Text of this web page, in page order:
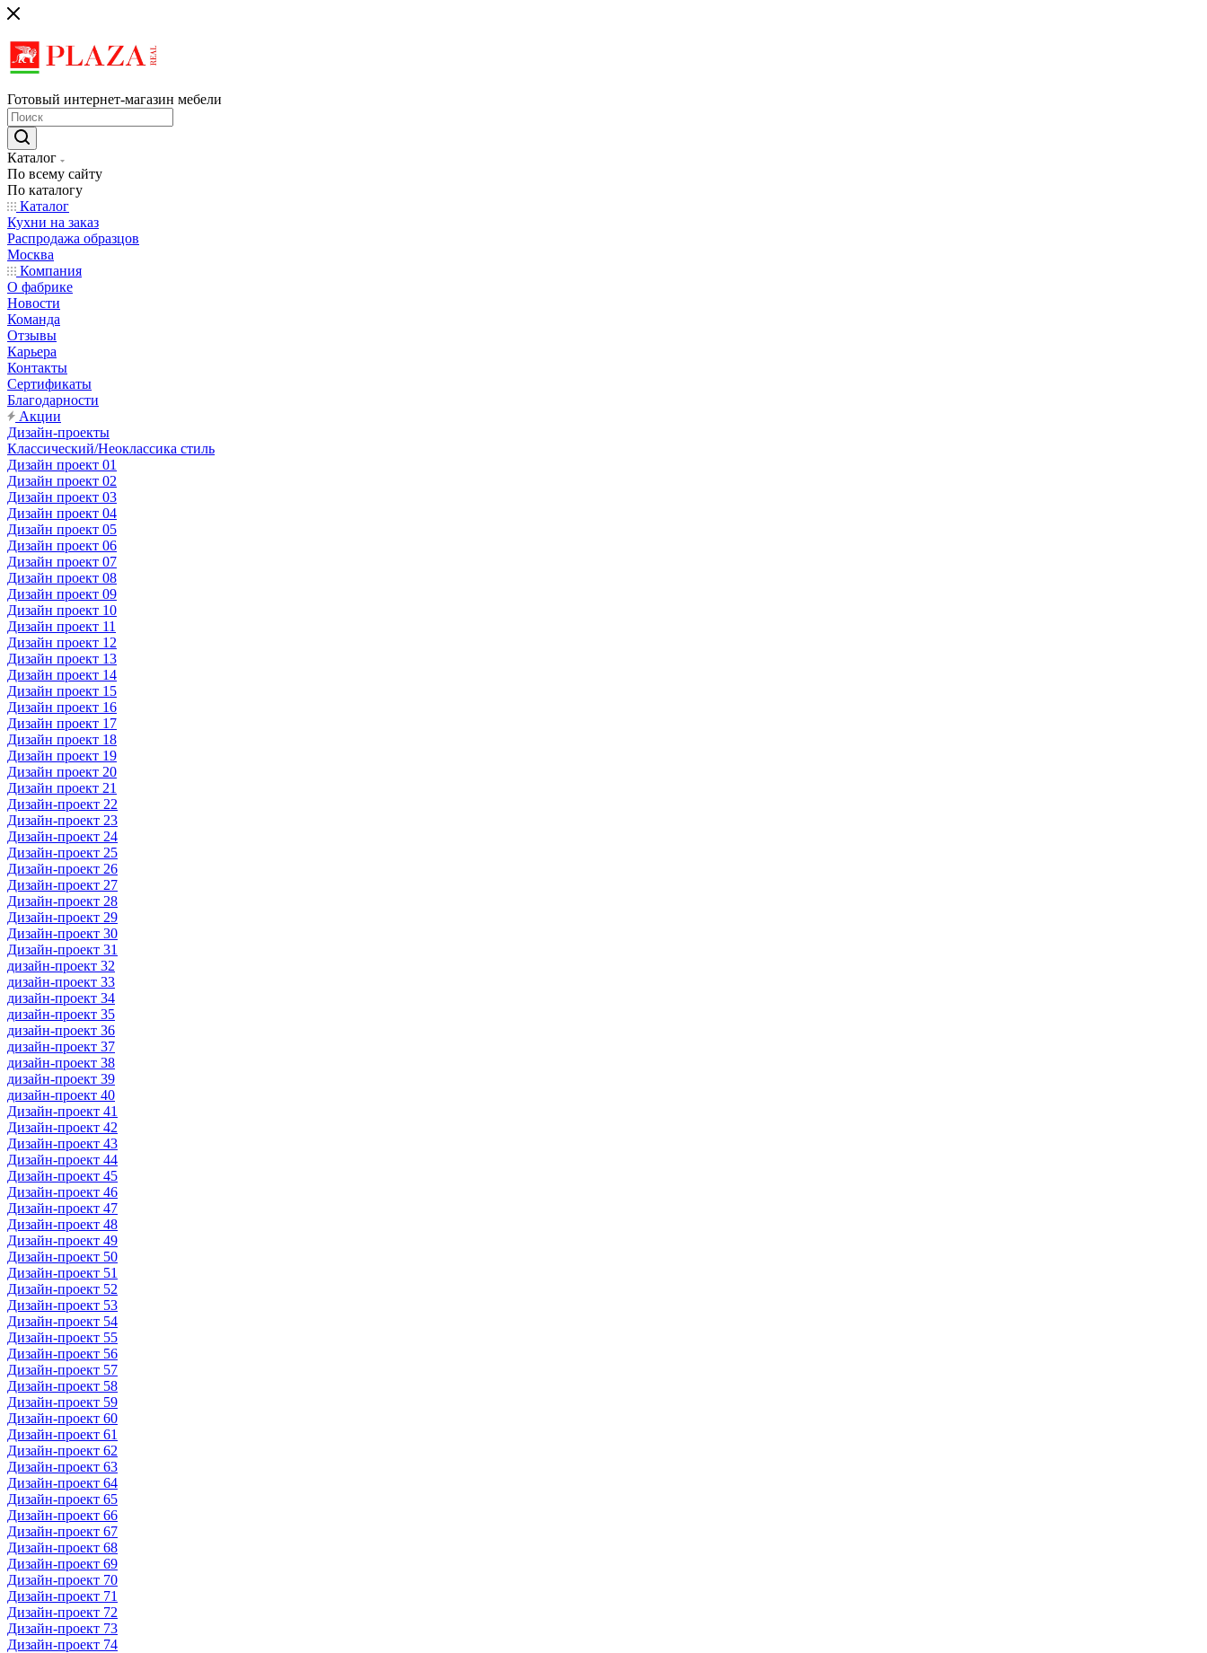
Готовый интернет-магазин мебели
Каталог
По всему сайту
По каталогу
Каталог
Кухни на заказ
Распродажа образцов
Москва
Компания
О фабрике
Новости
Команда
Отзывы
Карьера
Контакты
Сертификаты
Благодарности
Акции
Дизайн-проекты
Классический/Неоклассика стиль
Дизайн проект 01
Дизайн проект 02
Дизайн проект 03
Дизайн проект 04
Дизайн проект 05
Дизайн проект 06
Дизайн проект 07
Дизайн проект 08
Дизайн проект 09
Дизайн проект 10
Дизайн проект 11
Дизайн проект 12
Дизайн проект 13
Дизайн проект 14
Дизайн проект 15
Дизайн проект 16
Дизайн проект 17
Дизайн проект 18
Дизайн проект 19
Дизайн проект 20
Дизайн проект 21
Дизайн-проект 22
Дизайн-проект 23
Дизайн-проект 24
Дизайн-проект 25
Дизайн-проект 26
Дизайн-проект 27
Дизайн-проект 28
Дизайн-проект 29
Дизайн-проект 30
Дизайн-проект 31
дизайн-проект 32
дизайн-проект 33
дизайн-проект 34
дизайн-проект 35
дизайн-проект 36
дизайн-проект 37
дизайн-проект 38
дизайн-проект 39
дизайн-проект 40
Дизайн-проект 41
Дизайн-проект 42
Дизайн-проект 43
Дизайн-проект 44
Дизайн-проект 45
Дизайн-проект 46
Дизайн-проект 47
Дизайн-проект 48
Дизайн-проект 49
Дизайн-проект 50
Дизайн-проект 51
Дизайн-проект 52
Дизайн-проект 53
Дизайн-проект 54
Дизайн-проект 55
Дизайн-проект 56
Дизайн-проект 57
Дизайн-проект 58
Дизайн-проект 59
Дизайн-проект 60
Дизайн-проект 61
Дизайн-проект 62
Дизайн-проект 63
Дизайн-проект 64
Дизайн-проект 65
Дизайн-проект 66
Дизайн-проект 67
Дизайн-проект 68
Дизайн-проект 69
Дизайн-проект 70
Дизайн-проект 71
Дизайн-проект 72
Дизайн-проект 73
Дизайн-проект 74